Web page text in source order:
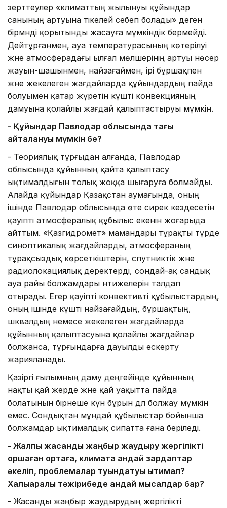
зерттеулер «климаттың жылынуы құйындар
санының артуына тікелей себеп болады» деген
бірмәнді қорытынды жасауға мүмкіндік бермейді.
Дейтұрғанмен, ауа температурасының көтерілуі
және атмосферадағы ылғал мөлшерінің артуы нөсер
жауын-шашынмен, найзағаймен, ірі бұршақпен
және жекелеген жағдайларда құйындардың пайда
болуымен қатар жүретін күшті конвекцияның
дамуына қолайлы жағдай қалыптастыруы мүмкін.
- Құйындар Павлодар облысында тағы
қайталануы мүмкін бе?
- Теориялық тұрғыдан алғанда, Павлодар
облысында құйынның қайта қалыптасу
ықтималдығын толық жоққа шығаруға болмайды.
Алайда құйындар Қазақстан аумағында, оның
ішінде Павлодар облысында өте сирек кездесетін
қауіпті атмосфералық құбылыс екенін жоғарыда
айттым. «Қазгидромет» мамандары тұрақты түрде
синоптикалық жағдайларды, атмосфераның
тұрақсыздық көрсеткіштерін, спутниктік және
радиолокациялық деректерді, сондай-ақ сандық
ауа райы болжамдары нәтижелерін талдап
отырады. Егер қауіпті конвективті құбылыстардың,
оның ішінде күшті найзағайдың, бұршақтың,
шквалдың немесе жекелеген жағдайларда
құйынның қалыптасуына қолайлы жағдайлар
болжанса, тұрғындарға дауылды ескерту
жарияланады.
Қазіргі ғылымның даму деңгейінде құйынның
нақты қай жерде және қай уақытта пайда
болатынын бірнеше күн бұрын дәл болжау мүмкін
емес. Сондықтан мұндай құбылыстар бойынша
болжамдар ықтималдық сипатта ғана беріледі.
- Жалпы жасанды жаңбыр жаудыру жергілікті
қоршаған ортаға, климатқа қандай зардаптар
әкеліп, проблемалар туындатуы ықтимал?
Халықаралық тәжірибеде қандай мысалдар бар?
- Жасанды жаңбыр жаудырудың жергілікті